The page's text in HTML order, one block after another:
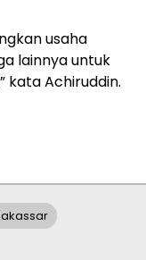
usaha
lainnya untuk
kata Achiruddin.